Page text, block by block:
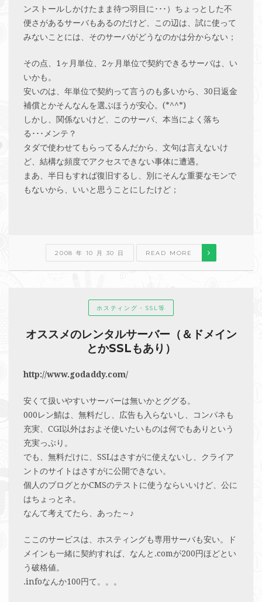
ンストールしかけたまま待つ羽目に･･･）ちょっとした不
便さがあるサーバもあるのだけど、この辺は、試に使って
みないことには、そのサーバがどうなのかは分からない；
その点、1ヶ月単位、2ヶ月単位で契約できるサーバは、い
いかも。
安いのは、年単位で契約って言うのも多いから、30日返金
補償とかそんなんを選ぶほうが安心。(*^^*)
しかし、関係ないけど、このサーバ、本当によく落ち
る･･･メンテ？
タダで使わせてもらってるんだから、文句は言えないけ
ど、結構な頻度でアクセスできない事体に遭遇。
まあ、半日もすれば復旧するし、別にそんな重要なモンで
もないから、いいと思うことにしたけど；
2008 年 10 月 30 日 READ MORE
ホスティング・SSL等
オススメのレンタルサーバー（＆ドメイン
とかSSLもあり）
http://www.godaddy.com/
安くて扱いやすいサーバーは無いかとググる。
000レン鯖は、無料だし、広告も入らないし、コンパネも
充実、CGI以外はおよそ使いたいものは何でもありという
充実っぷり。
でも、無料だけに、SSLはさすがに使えないし、クライア
ントのサイトはさすがに公開できない。
個人のブログとかCMSのテストに使うならいいけど、公に
はちょっとネ。
なんて考えてたら、あった～♪
ここのサービスは、ホスティングも専用サーバも安い。ド
メインも一緒に契約すれば、なんと.comが200円ほどとい
う破格値。
.infoなんか100円て。。。